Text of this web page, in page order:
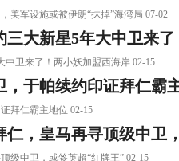
美军设施或被伊朗“抹掉”海湾局 07-02
三大新星5年大中卫来
卫来了！两小妖加盟西海岸 02-15
，于帕续约印证拜仁霸
拜仁霸主地位 02-15
仁，皇马再寻顶级中卫
级中卫，或签英超“红牌王” 02-15